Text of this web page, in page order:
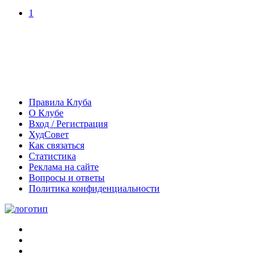
1
Правила Клуба
О Клубе
Вход / Регистрация
ХудСовет
Как связаться
Статистика
Реклама на сайте
Вопросы и ответы
Политика конфиденциальности